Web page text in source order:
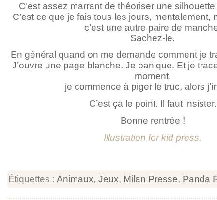
C’est assez marrant de théoriser une
C’est ce que je fais tous les jours, mentalement,
c’est une autre paire de
Sachez-le.
En général quand on me demande comment je
J’ouvre une page blanche. Je panique. Et je
moment,
je commence à piger le truc, alors
C’est ça le point. Il faut insister.
Bonne rentrée !
Illustration for kid press.
Étiquettes : Animaux, Jeux, Milan Presse, Panda